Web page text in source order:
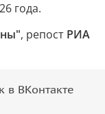
года.
, репост РИА
в ВКонтакте